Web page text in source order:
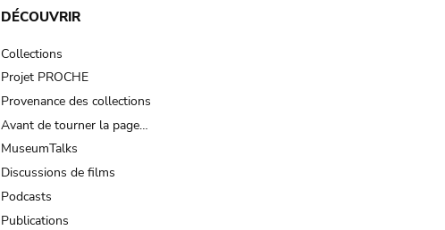
DÉCOUVRIR
Collections
Projet PROCHE
Provenance des collections
Avant de tourner la page…
MuseumTalks
Discussions de films
Podcasts
Publications